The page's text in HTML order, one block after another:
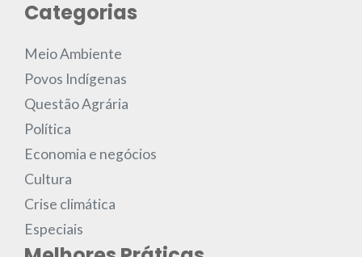
Categorias
Meio Ambiente
Povos Indígenas
Questão Agrária
Política
Economia e negócios
Cultura
Crise climática
Especiais